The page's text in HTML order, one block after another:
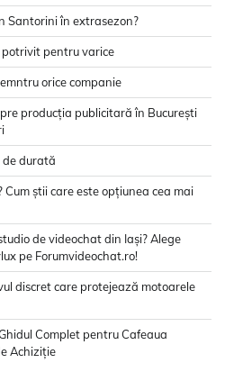
Santorini în extrasezon?
pentru varice
orice companie
producția publicitară în București
de durată
știi care este opțiunea cea mai
de videochat din Iași? Alege
pe Forumvideochat.ro!
discret care protejează motoarele
Complet pentru Cafeaua
Achiziție